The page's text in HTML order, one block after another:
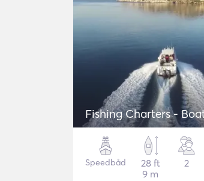
Fishing Charters -
Speedbåd
28 ft
9 m
2